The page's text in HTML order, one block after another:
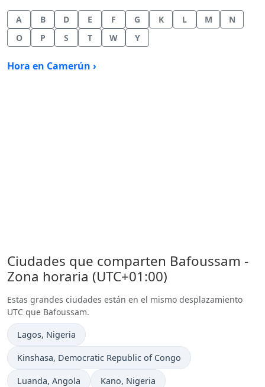
A B D E F G K L M
N
O
P S T W Y
Hora en Camerún ›
Ciudades que comparten Bafoussam -
Zona horaria (UTC+01:00)
Estas grandes ciudades están en el mismo desplazamiento
UTC que Bafoussam.
Hora actual en
Lagos, Nigeria
Hora actual en
Kinshasa, Democratic Republic of Congo
Hora actual en
Luanda, Angola Hora actual en
Kano, Nigeria